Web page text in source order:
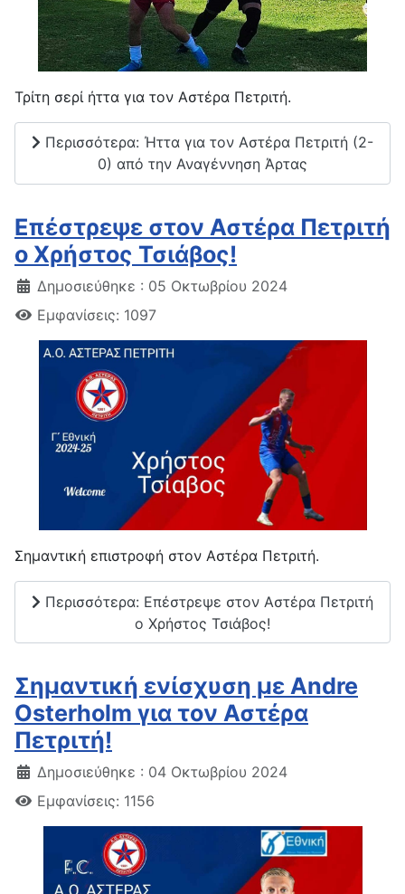
Τρίτη σερί ήττα για τον Αστέρα Πετριτή.
Περισσότερα: Ήττα για τον Αστέρα Πετριτή (2-
0) από την Αναγέννηση Άρτας
Επέστρεψε στον Αστέρα Πετριτή
ο Χρήστος Τσιάβος!
Δημοσιεύθηκε : 05 Οκτωβρίου 2024
Εμφανίσεις: 1097
Σημαντική επιστροφή στον Αστέρα Πετριτή.
Περισσότερα: Επέστρεψε στον Αστέρα Πετριτή
ο Χρήστος Τσιάβος!
Σημαντική ενίσχυση με Andre
Osterholm για τον Αστέρα
Πετριτή!
Δημοσιεύθηκε : 04 Οκτωβρίου 2024
Εμφανίσεις: 1156